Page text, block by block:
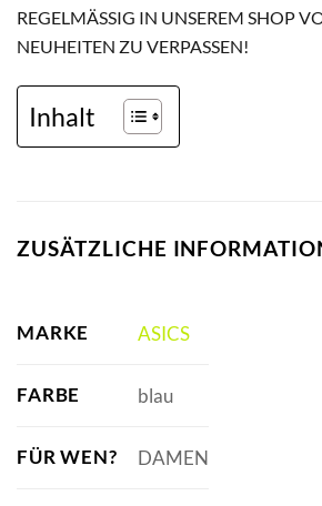
REGELMÄSSIG IN UNSEREM SHOP
EUHEITEN ZU VERPASSEN!
Inhalt
ZUSÄTZLICHE
MARKE ASICS
FARBE blau
FÜR WEN? DAMEN